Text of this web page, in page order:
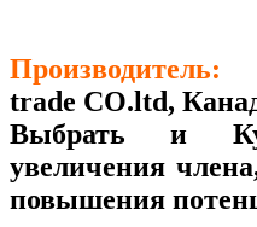
Производитель:
trade CO.ltd,
Выбрать и
увеличения
повышения